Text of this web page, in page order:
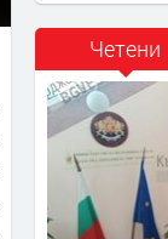
Четени